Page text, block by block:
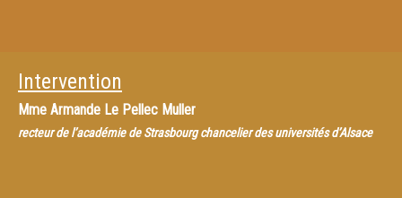
Intervention
Mme Armande Le Pellec Muller
recteur de l’académie de Strasbourg chancelier des universités d’Alsace